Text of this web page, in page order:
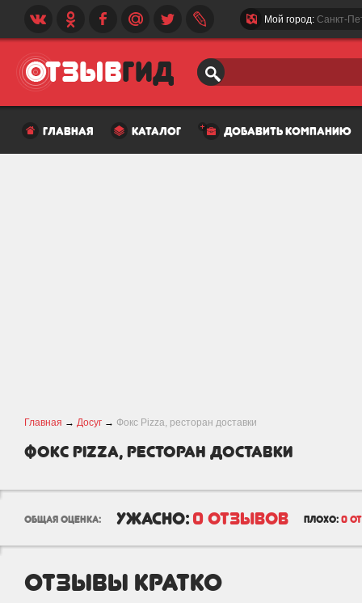
Мой город: Санкт-
главная каталог добавить компанию
Главная → Досуг → Фокс Pizza, ресторан доставки
Фокс Pizza, ресторан доставки
общая оценка: ужасно: 0 отзывов плохо: 0
отзывы кратко